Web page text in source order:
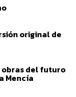
original de
del futuro
Mencía